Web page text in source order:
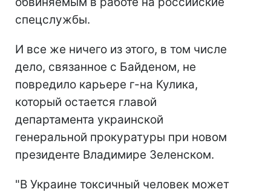
спецслужбы.
И все же ничего из этого, в том числе
дело, связанное с Байденом, не
повредило карьере г-на Кулика,
который остается главой
департамента украинской
генеральной прокуратуры при новом
президенте Владимире Зеленском.
"В Украине токсичный человек может